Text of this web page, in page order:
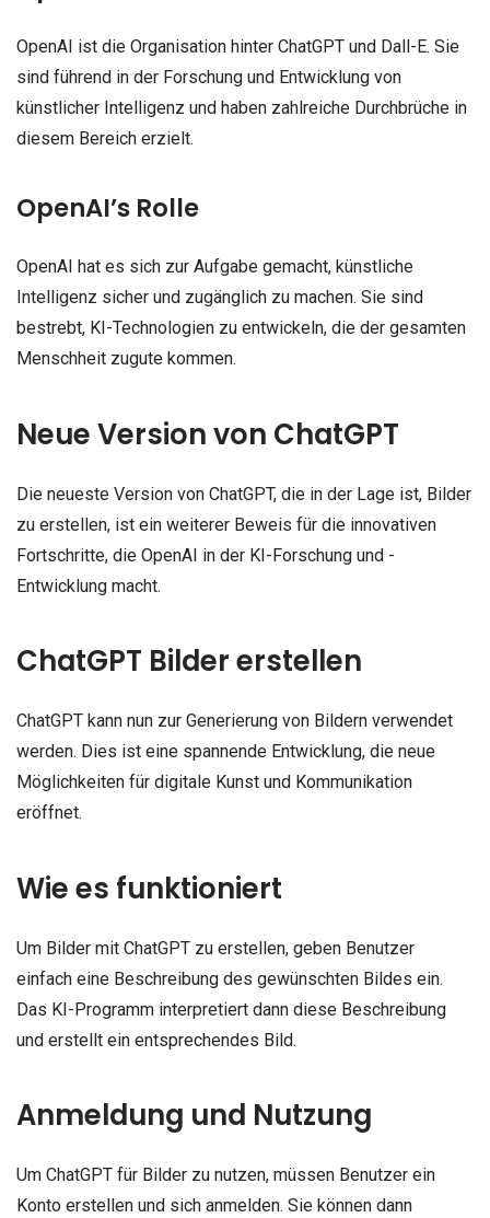
OpenAI ist die Organisation hinter ChatGPT und Dall-E. Sie
sind führend in der Forschung und Entwicklung von
künstlicher Intelligenz und haben zahlreiche Durchbrüche in
diesem Bereich erzielt.
OpenAI’s Rolle
OpenAI hat es sich zur Aufgabe gemacht, künstliche
Intelligenz sicher und zugänglich zu machen. Sie sind
bestrebt, KI-Technologien zu entwickeln, die der gesamten
Menschheit zugute kommen.
Neue Version von ChatGPT
Die neueste Version von ChatGPT, die in der Lage ist, Bilder
zu erstellen, ist ein weiterer Beweis für die innovativen
Fortschritte, die OpenAI in der KI-Forschung und -
Entwicklung macht.
ChatGPT Bilder erstellen
ChatGPT kann nun zur Generierung von Bildern verwendet
werden. Dies ist eine spannende Entwicklung, die neue
Möglichkeiten für digitale Kunst und Kommunikation
eröffnet.
Wie es funktioniert
Um Bilder mit ChatGPT zu erstellen, geben Benutzer
einfach eine Beschreibung des gewünschten Bildes ein.
Das KI-Programm interpretiert dann diese Beschreibung
und erstellt ein entsprechendes Bild.
Anmeldung und Nutzung
Um ChatGPT für Bilder zu nutzen, müssen Benutzer ein
Konto erstellen und sich anmelden. Sie können dann